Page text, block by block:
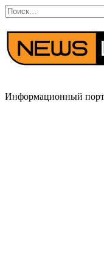
Перейти
к
содержанию
Search
for:
Информационный